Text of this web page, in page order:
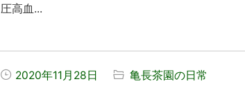
圧高血...
2020年11月28日 亀長茶園の日常